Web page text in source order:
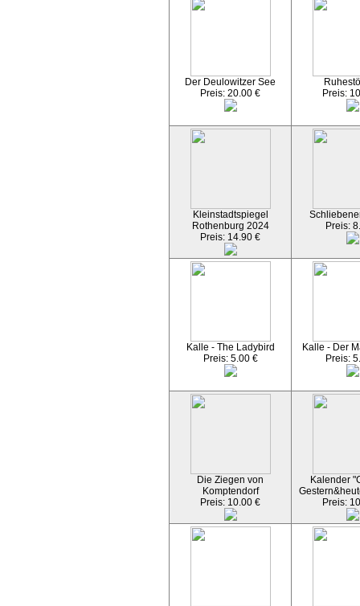
Der Deulowitzer See
Preis: 20.00 €
Preis:
Kleinstadtspiegel
Rothenburg 2024
Preis: 14.90 €
Preis:
Kalle - The Ladybird
Preis: 5.00 €
Kalle - Der
Preis:
Die Ziegen von
Komptendorf
Preis: 10.00 €
Kalender
Preis: